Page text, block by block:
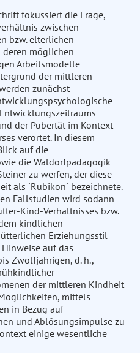
fokussiert die Frage,
zwischen
bzw. elterlichen
möglichen
Arbeitsmodelle
der mittleren
zunächst
der Pubertät im Kontext
verortet. In diesem
auf die
die Waldorfpädagogik
zu werfen, der diese
als `Rubikon` bezeichnete.
Fallstudien wird sodann
Kind-Verhältnisses bzw.
kindlichen
Erziehungsstil
auf das
Zwölfjährigen, d. h.,
der mittleren Kindheit
mittels
in Bezug auf
und Ablösungsimpulse zu
einige wesentliche